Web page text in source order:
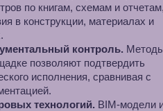
по книгам, схемам и
в конструкции, материалах и
контроль.
позволяют подтвердить
исполнения, сравнивая с
технологий. BIM-модели